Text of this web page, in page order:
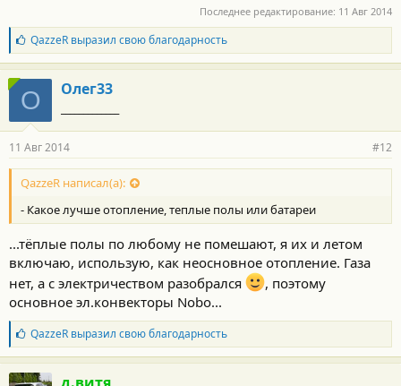
Последнее редактирование: 11 Авг 2014
Б
л
а
г
о
д
а
н
о
с
и
:
QazzeRвыразил свою благодарность
О Олег33
11 Авг 2014 #12
QazzeR написал(а):
- Какое лучше отопление, теплые полы или батареи
...тёплые полы по любому не помешают, я их и летом
включаю, использую, как неосновное отопление. Газа
нет, а с электричеством разобрался
, поэтому
основное эл.конвекторы Nobo...
Б
л
а
г
QazzeRвыразил свою благодарность
д.витя